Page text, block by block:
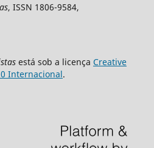
, ISSN 1806-9584,
está sob a licença Creative
Internacional.